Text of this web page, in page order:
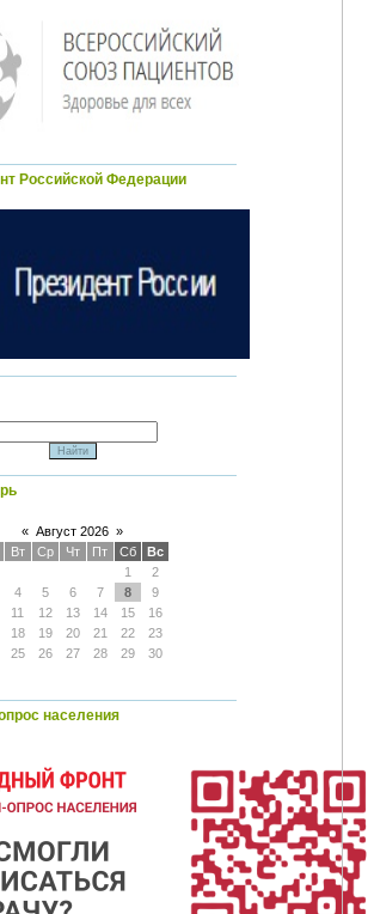
Российской Федерации
« Август 2026 »
Вт Ср Чт Пт Сб
Вс
1
2
4 5 6 7 8
9
11 12 13 14 15
16
18 19 20 21 22
23
25 26 27 28 29
30
населения